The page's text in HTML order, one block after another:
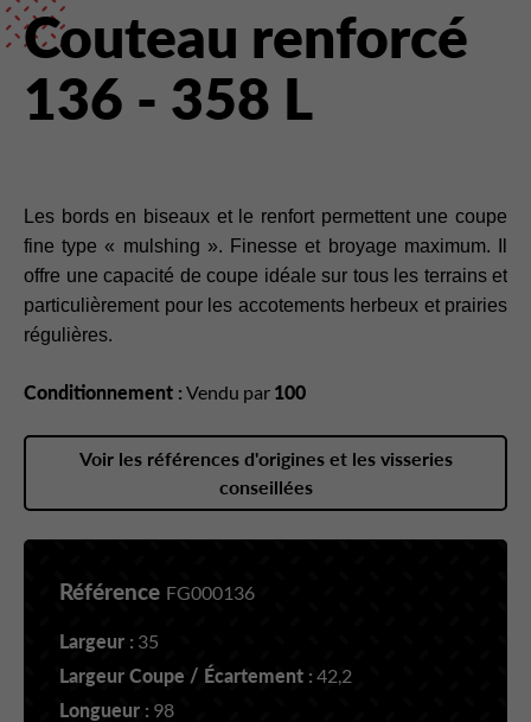
Couteau renforcé
136 - 358 L
Les bords en biseaux et le renfort permettent une coupe
fine type « mulshing ». Finesse et broyage maximum. Il
offre une capacité de coupe idéale sur tous les terrains et
particulièrement pour les accotements herbeux et prairies
régulières.
Conditionnement : Vendu par 100
Voir les références d'origines et les visseries
conseillées
Référence FG000136
Largeur : 35
Largeur Coupe / Écartement : 42,2
Longueur : 98